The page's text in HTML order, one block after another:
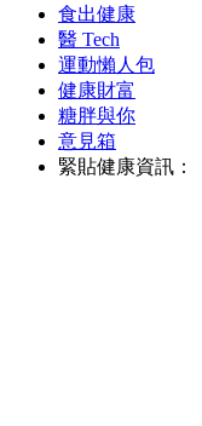
食出健康
醫 Tech
運動懶人包
健康財富
糖胖與你
意見箱
緊貼健康資訊：